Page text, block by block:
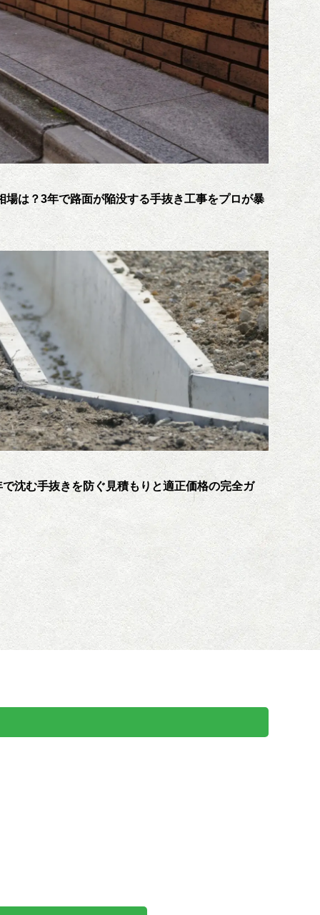
場は？3年で路面が陥没する手抜き工事をプロが暴
沈む手抜きを防ぐ見積もりと適正価格の完全ガ